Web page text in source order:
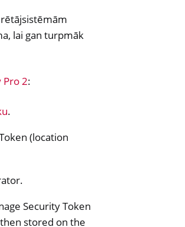
lai gan turpmāk
2:
.
(location
Security Token
stored on the